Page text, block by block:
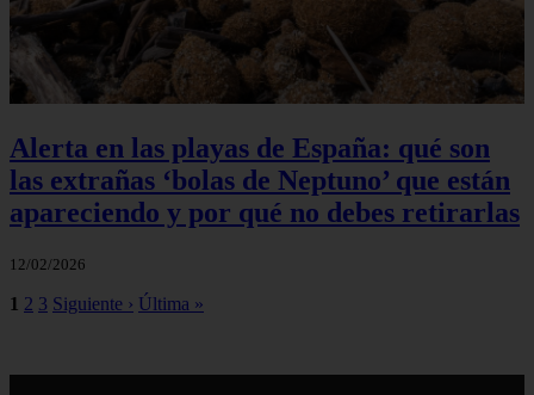
Alerta en las playas de España: qué son
las extrañas ‘bolas de Neptuno’ que están
apareciendo y por qué no debes retirarlas
12/02/2026
1 2 3 Siguiente › Última »